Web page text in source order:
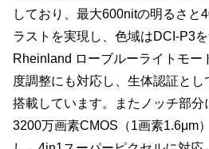
しており、最大600nitの明るさと
ラストを実現し、色域はDCI-P3
Rheinland ローブルーライトモー
度調整にも対応し、生体認証と
搭載しています。またノッチ部
3200万画素CMOS（1画素1.6μm